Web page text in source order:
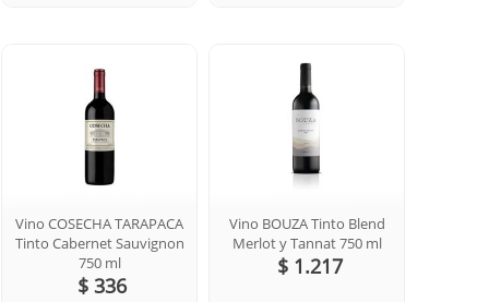
Vino COSECHA TARAPACA
Tinto Cabernet Sauvignon
750 ml
$ 336
Vino BOUZA Tinto Blend
Merlot y Tannat 750 ml
$ 1.217